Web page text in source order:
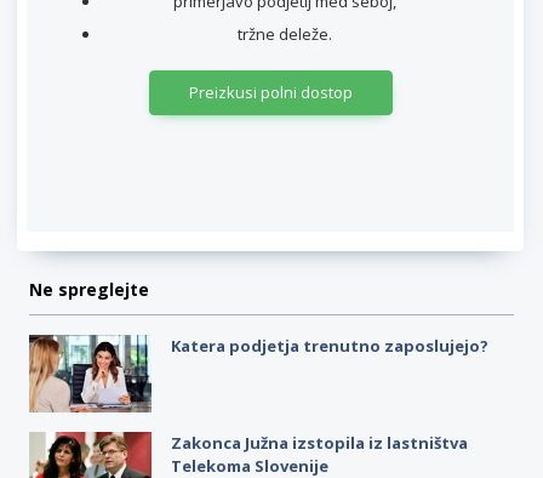
tržne deleže.
Preizkusi polni dostop
Ne spreglejte
Katera podjetja trenutno zaposlujejo?
Zakonca Južna izstopila iz lastništva
Telekoma Slovenije